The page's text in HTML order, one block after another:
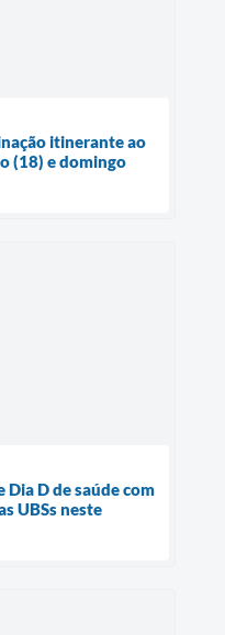
itinerante ao
(18) e domingo
D de saúde com
UBSs neste